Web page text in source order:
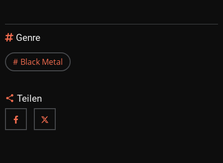
Genre
Black Metal
Teilen